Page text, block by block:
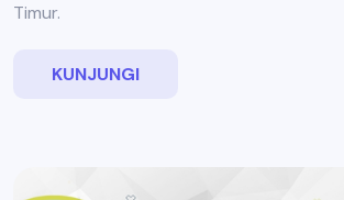
Timur.
KUNJUNGI